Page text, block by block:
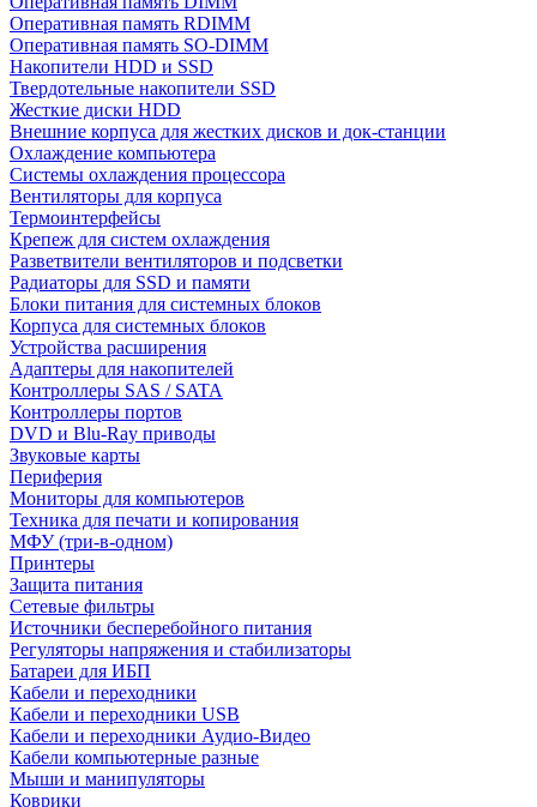
Оперативная память RDIMM
Оперативная память SO-DIMM
Накопители HDD и SSD
Твердотельные накопители SSD
Жесткие диски HDD
Внешние корпуса для жестких дисков и док-станции
Охлаждение компьютера
Системы охлаждения процессора
Вентиляторы для корпуса
Термоинтерфейсы
Крепеж для систем охлаждения
Разветвители вентиляторов и подсветки
Радиаторы для SSD и памяти
Блоки питания для системных блоков
Корпуса для системных блоков
Устройства расширения
Адаптеры для накопителей
Контроллеры SAS / SATA
Контроллеры портов
DVD и Blu-Ray приводы
Звуковые карты
Периферия
Мониторы для компьютеров
Техника для печати и копирования
МФУ (три-в-одном)
Принтеры
Защита питания
Сетевые фильтры
Источники бесперебойного питания
Регуляторы напряжения и стабилизаторы
Батареи для ИБП
Кабели и переходники
Кабели и переходники USB
Кабели и переходники Аудио-Видео
Кабели компьютерные разные
Мыши и манипуляторы
Коврики